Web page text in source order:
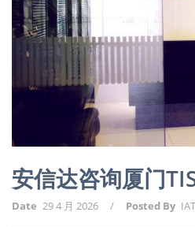
安信达咨询厦门
Date 29 4 月 2026 / Posted By